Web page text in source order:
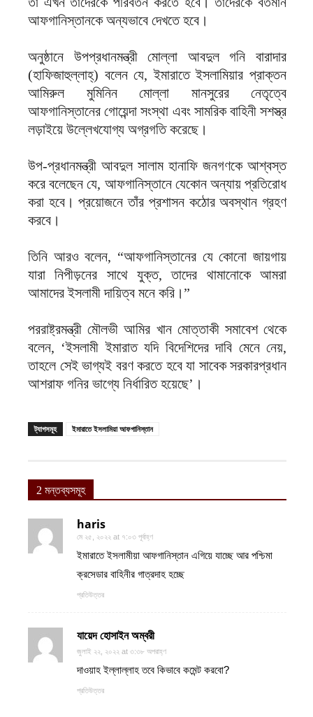
আফগানিস্তানকে অন্যভাবে দেখতে হবে।
অনুষ্ঠানে উপপ্রধানমন্ত্রী মোল্লা আবদুল গনি বারাদার
(হাফিজাহুল্লাহ্) বলেন যে, ইমারাতে ইসলামিয়ার প্রাক্তন
আমিরুল মুমিনিন মোল্লা মানসুরের নেতৃত্বে
আফগানিস্তানের গোয়েন্দা সংস্থা এবং সামরিক বাহিনী সশস্ত্র
লড়াইয়ে উল্লেখযোগ্য অগ্রগতি করেছে।
উপ-প্রধানমন্ত্রী আবদুল সালাম হানাফি জনগণকে আশ্বস্ত
করে বলেছেন যে, আফগানিস্তানে যেকোন অন্যায় প্রতিরোধ
করা হবে। প্রয়োজনে তাঁর প্রশাসন কঠোর অবস্থান গ্রহণ
করবে।
তিনি আরও বলেন, “আফগানিস্তানের যে কোনো জায়গায়
যারা নিপীড়নের সাথে যুক্ত, তাদের থামানোকে আমরা
আমাদের ইসলামী দায়িত্ব মনে করি।”
পররাষ্ট্রমন্ত্রী মৌলভী আমির খান মোত্তাকী সমাবেশ থেকে
বলেন, ‘ইসলামী ইমারাত যদি বিদেশিদের দাবি মেনে নেয়,
তাহলে সেই ভাগ্যই বরণ করতে হবে যা সাবেক সরকারপ্রধান
আশরাফ গনির ভাগ্যে নির্ধারিত হয়েছে’।
ট্যাগসমূহ ইমারাতে ইসলামিয়া আফগানিস্তান
2 মন্তব্যসমূহ
haris
মে ২৫, ২০২২ at ৭:০৩ পূর্বাহ্ণ
ইমারাতে ইসলামীয়া আফগানিস্তান এগিয়ে যাচ্ছে আর পশ্চিমা
ক্রসেডার বাহিনীর গাত্রদাহ হচ্ছে
প্রতিউত্তর
যায়েদ হোসাইন অম্বরী
জুলাই ২২, ২০২২ at ৩:৩৮ অপরাহ্ণ
দাওয়াহ ইল্লাল্লাহ তবে কিভাবে কমেন্ট করবো?
প্রতিউত্তর